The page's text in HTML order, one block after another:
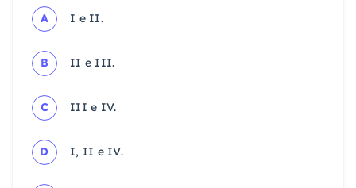
A I e II.
B II e III.
C III e IV.
D I, II e IV.